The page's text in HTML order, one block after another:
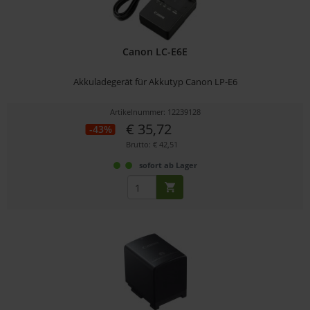
Canon LC-E6E
Akkuladegerät für Akkutyp Canon LP-E6
Artikelnummer: 12239128
-43% € 35,72
Brutto: € 42,51
sofort ab Lager